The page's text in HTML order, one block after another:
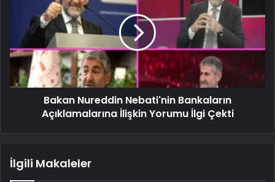
Bakan Nureddin Nebati'nin Bankaların
Açıklamalarına İlişkin Yorumu İlgi Çekti
İlgili Makaleler